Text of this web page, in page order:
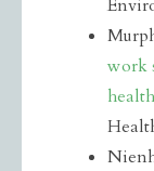
work